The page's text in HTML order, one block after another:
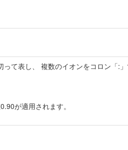
て表し、 複数のイオンをコロン「:」
が適用されます。